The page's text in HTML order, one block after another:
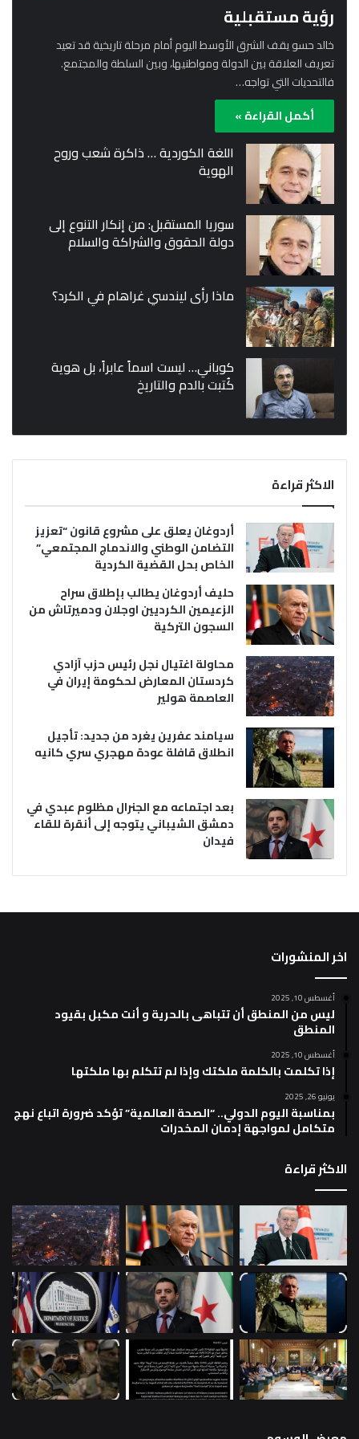
رؤية مستقبلية
خالد حسو يقف الشرق الأوسط اليوم أمام مرحلة تاريخية قد تعيد
تعريف العلاقة بين الدولة ومواطنيها، وبين السلطة والمجتمع.
فالتحديات التي تواجه…
أكمل القراءة »
اللغة الكوردية … ذاكرة شعب وروح
الهوية
سوريا المستقبل: من إنكار التنوع إلى
دولة الحقوق والشراكة والسلام
ماذا رأى ليندسي غراهام في الكرد؟
كوباني… ليست اسماً عابراً، بل هوية
كُتبت بالدم والتاريخ
الاكثر قراءة
أردوغان يعلق على مشروع قانون “تعزيز
التضامن الوطني والاندماج المجتمعي”
الخاص بحل القضية الكردية
حليف أردوغان يطالب بإطلاق سراح
الزعيمين الكرديين اوجلان ودميرتاش من
السجون التركية
محاولة اغتيال نجل رئيس حزب آزادي
كردستان المعارض لحكومة إيران في
العاصمة هولير
سيامند عفرين يغرد من جديد: تأجيل
انطلاق قافلة عودة مهجري سري كانيه
بعد اجتماعه مع الجنرال مظلوم عبدي في
دمشق الشيباني يتوجه إلى أنقرة للقاء
فيدان
اخر المنشورات
أغسطس 10, 2025
ليس من المنطق أن تتباهى بالحرية و أنت مكبل بقيود
المنطق
أغسطس 10, 2025
إذا تكلمت بالكلمة ملكتك وإذا لم تتكلم بها ملكتها
يونيو 26, 2025
بمناسبة اليوم الدولي.. “الصحة العالمية” تؤكد ضرورة اتباع نهج
متكامل لمواجهة إدمان المخدرات
الاكثر قراءة